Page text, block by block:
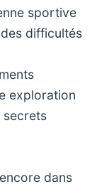
sportive
difficultés
exploration
secrets
dans